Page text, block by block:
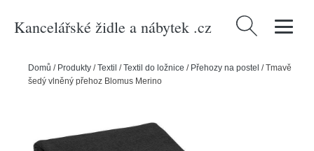
Kancelářské židle a nábytek .cz Vyhledávání
Domů / Produkty /Textil /Textil do ložnice / Přehozy na postel /Tmavě
šedý vlněný přehoz Blomus Merino